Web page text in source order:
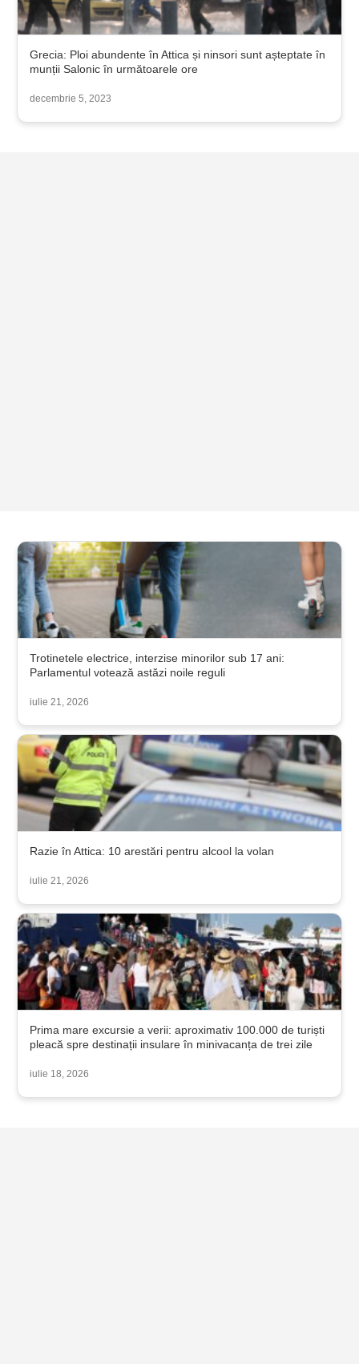
Grecia: Ploi abundente în Attica și ninsori sunt așteptate în
munții Salonic în următoarele ore
decembrie 5, 2023
Trotinetele electrice, interzise minorilor sub 17 ani:
Parlamentul votează astăzi noile reguli
iulie 21, 2026
Razie în Attica: 10 arestări pentru alcool la volan
iulie 21, 2026
Prima mare excursie a verii: aproximativ 100.000 de turiști
pleacă spre destinații insulare în minivacanța de trei zile
iulie 18, 2026